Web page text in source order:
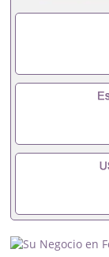
2、雅思、托
相关材料（
证成绩单，
客户要求安
551190476
551190476
入职事业单
国企/事业单
证在国内能
了怎么办, 没
办学历认证
毕业
外
怎么办